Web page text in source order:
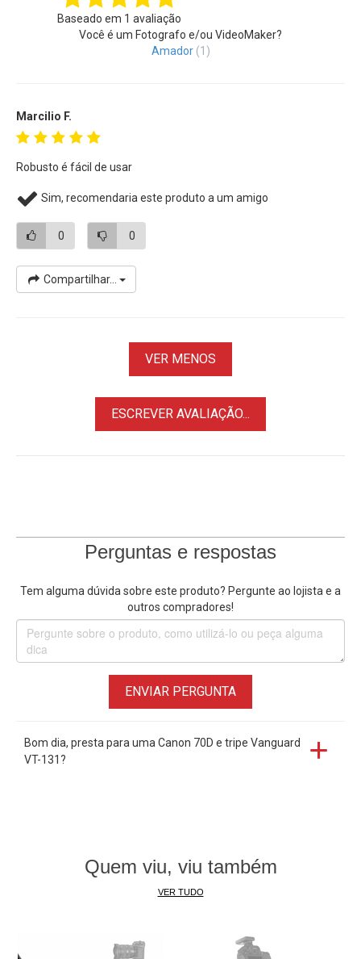
Baseado em 1 avaliação
Você é um Fotografo e/ou VideoMaker?
Amador (1)
Marcilio F.
Robusto é fácil de usar
Sim, recomendaria este produto a um amigo
0 0
Compartilhar...
VER MENOS
ESCREVER AVALIAÇÃO...
Perguntas e respostas
Tem alguma dúvida sobre este produto? Pergunte ao lojista e a
outros compradores!
ENVIAR PERGUNTA
Bom dia, presta para uma Canon 70D e tripe Vanguard
VT-131?
Quem viu, viu também
VER TUDO